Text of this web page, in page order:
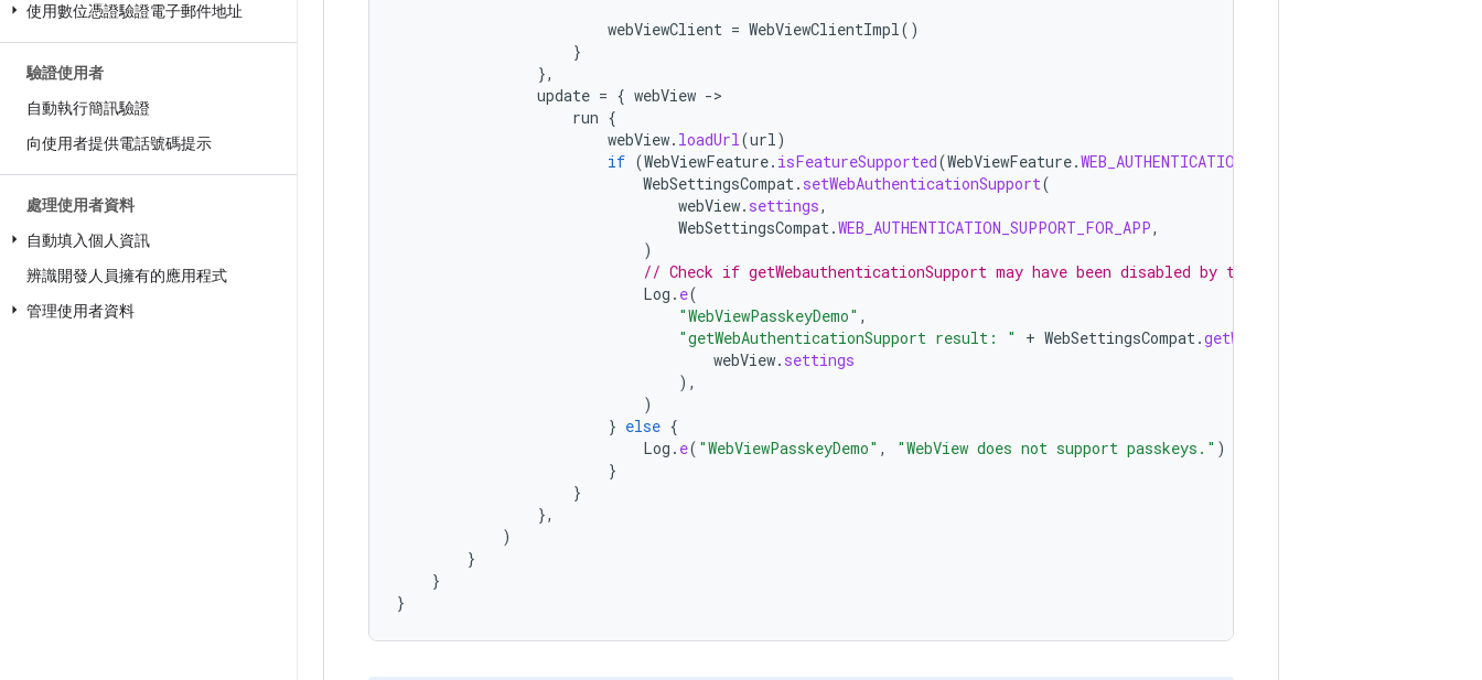
使用數位憑證驗證電子郵件地址
驗證使用者
自動執行簡訊驗證
向使用者提供電話號碼提示
處理使用者資料
自動填入個人資訊
辨識開發人員擁有的應用程式
管理使用者資料
webViewClient = WebViewClientImpl()
}
},
update = { webView -
run {
webView. loadUrl(url)
if (WebViewFeature. isFeatureSupported(WebViewFeature.WEB_AUTHENTICATION
WebSettingsCompat. setWebAuthenticationSupport(
webView. settings,
WebSettingsCompat.WEB_AUTHENTICATION_SUPPORT_FOR_APP,
)
// Check if getWebauthenticationSupport may have been disabled by the WebView.
Log . e(
"WebViewPasskeyDemo" ,
"getWebAuthenticationSupport result: "
+ WebSettingsCompat.getWebAuthenticationSupport
webView. settings
),
)
} else {
Log . e( "WebViewPasskeyDemo" , "WebView does not support passkeys." )
}
}
},
)
}
}
}